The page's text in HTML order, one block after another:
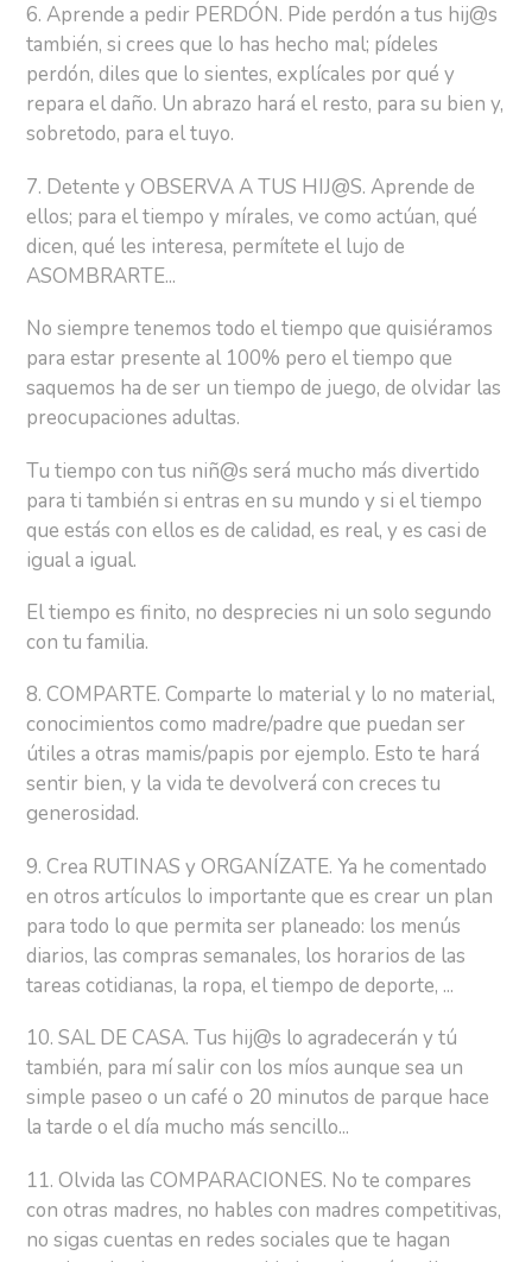
6. Aprende a pedir PERDÓN. Pide perdón a tus hij@s
también, si crees que lo has hecho mal; pídeles
perdón, diles que lo sientes, explícales por qué y
repara el daño. Un abrazo hará el resto, para su bien y,
sobretodo, para el tuyo.
7. Detente y OBSERVA A TUS HIJ@S. Aprende de
ellos; para el tiempo y mírales, ve como actúan, qué
dicen, qué les interesa, permítete el lujo de
ASOMBRARTE...
No siempre tenemos todo el tiempo que quisiéramos
para estar presente al 100% pero el tiempo que
saquemos ha de ser un tiempo de juego, de olvidar las
preocupaciones adultas.
Tu tiempo con tus niñ@s será mucho más divertido
para ti también si entras en su mundo y si el tiempo
que estás con ellos es de calidad, es real, y es casi de
igual a igual.
El tiempo es finito, no desprecies ni un solo segundo
con tu familia.
8. COMPARTE. Comparte lo material y lo no material,
conocimientos como madre/padre que puedan ser
útiles a otras mamis/papis por ejemplo. Esto te hará
sentir bien, y la vida te devolverá con creces tu
generosidad.
9. Crea RUTINAS y ORGANÍZATE. Ya he comentado
en otros artículos lo importante que es crear un plan
para todo lo que permita ser planeado: los menús
diarios, las compras semanales, los horarios de las
tareas cotidianas, la ropa, el tiempo de deporte, ...
10. SAL DE CASA. Tus hij@s lo agradecerán y tú
también, para mí salir con los míos aunque sea un
simple paseo o un café o 20 minutos de parque hace
la tarde o el día mucho más sencillo...
11. Olvida las COMPARACIONES. No te compares
con otras madres, no hables con madres competitivas,
no sigas cuentas en redes sociales que te hagan